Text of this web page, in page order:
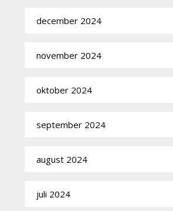
december 2024
november 2024
oktober 2024
september 2024
august 2024
juli 2024